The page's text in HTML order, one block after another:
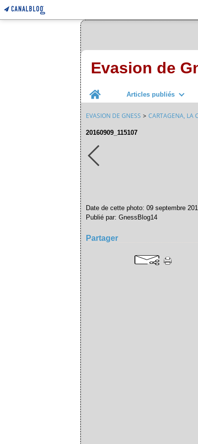
Evasion de
Home
Articles publiés
EVASION DE GNESS > CARTAGENA, LA
20160909_115107
Date de cette photo: 09 septembre
Publié par: GnessBlog14
Partager